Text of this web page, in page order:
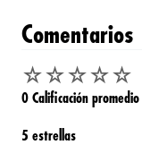
Comentarios
☆☆☆☆☆
0 Calificación promedio
5 estrellas